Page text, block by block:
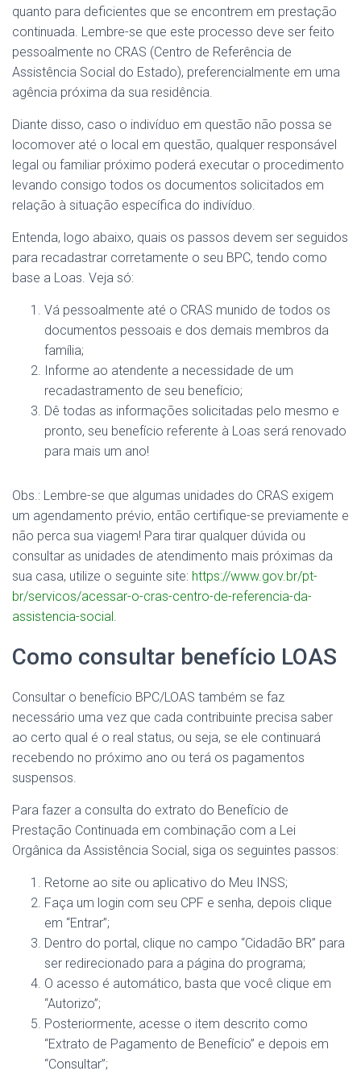
quanto para deficientes que se encontrem em prestação
continuada. Lembre-se que este processo deve ser feito
pessoalmente no CRAS (Centro de Referência de
Assistência Social do Estado), preferencialmente em uma
agência próxima da sua residência.
Diante disso, caso o indivíduo em questão não possa se
locomover até o local em questão, qualquer responsável
legal ou familiar próximo poderá executar o procedimento
levando consigo todos os documentos solicitados em
relação à situação específica do indivíduo.
Entenda, logo abaixo, quais os passos devem ser seguidos
para recadastrar corretamente o seu BPC, tendo como
base a Loas. Veja só:
Vá pessoalmente até o CRAS munido de todos os
documentos pessoais e dos demais membros da
família;
Informe ao atendente a necessidade de um
recadastramento de seu benefício;
Dê todas as informações solicitadas pelo mesmo e
pronto, seu benefício referente à Loas será renovado
para mais um ano!
Obs.: Lembre-se que algumas unidades do CRAS exigem
um agendamento prévio, então certifique-se previamente e
não perca sua viagem! Para tirar qualquer dúvida ou
consultar as unidades de atendimento mais próximas da
sua casa, utilize o seguinte site: https://www.gov.br/pt-
br/servicos/acessar-o-cras-centro-de-referencia-da-
assistencia-social
Como consultar benefício LOAS
Consultar o benefício BPC/LOAS também se faz
necessário uma vez que cada contribuinte precisa saber
ao certo qual é o real status, ou seja, se ele continuará
recebendo no próximo ano ou terá os pagamentos
suspensos.
Para fazer a consulta do extrato do Benefício de
Prestação Continuada em combinação com a Lei
Orgânica da Assistência Social, siga os seguintes passos:
Retorne ao site ou aplicativo do Meu INSS;
Faça um login com seu CPF e senha, depois clique
em “Entrar”;
Dentro do portal, clique no campo “Cidadão BR” para
ser redirecionado para a página do programa;
O acesso é automático, basta que você clique em
“Autorizo”;
Posteriormente, acesse o item descrito como
“Extrato de Pagamento de Benefício” e depois em
“Consultar”;